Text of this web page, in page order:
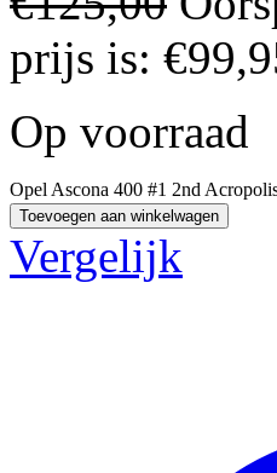
prijs is:
Op voorraad
Opel Ascona 400 #1 2nd
Toevoegen aan winkelwagen
Vergelijk